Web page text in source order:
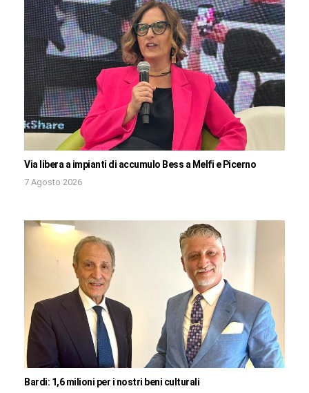
Via libera a impianti di accumulo Bess a Melfi e Picerno
7 Agosto 2026
Bardi: 1,6 milioni per i nostri beni culturali